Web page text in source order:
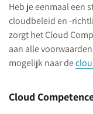
Heb je eenmaal een
cloudbeleid en -
zorgt het Cloud
aan alle
mogelijk naar de
Cloud